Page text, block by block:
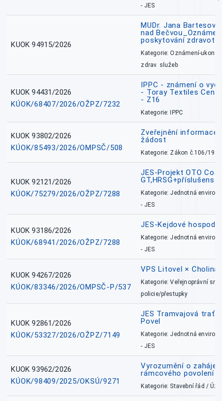
- JES
KUOK 94915/2026
MUDr. Jana
nad
poskytování
Kategorie: Oznámení-
zdrav. služeb
KUOK 94431/2026
KÚOK/68407/2026/OŽPZ/7232
IPPC - známení o
- Toray Textiles
- Z16
Kategorie: IPPC
KUOK 93802/2026
KÚOK/85493/2026/OMPSČ/508
Zveřejnění informace
žádost
Kategorie: Zákon č.106/1999
KUOK 92121/2026
KÚOK/75279/2026/OŽPZ/7288
JES-Projekt OTO
Kategorie: Jednotná
- JES
KUOK 93186/2026
KÚOK/68941/2026/OŽPZ/7288
JES-Kejdové
Kategorie: Jednotná
- JES
KUOK 94267/2026
KÚOK/83346/2026/OMPSČ-P/537
VPS Litovel ×
Kategorie: Veřejnoprávní
policie/přestupky
KUOK 92861/2026
KÚOK/53327/2026/OŽPZ/7149
JES Tramvajová trať
Povel
Kategorie: Jednotná
- JES
KUOK 93962/2026
KÚOK/98409/2025/OKSÚ/9271
Vyrozumění o
rámcového povolení
Kategorie: Stavební řád /